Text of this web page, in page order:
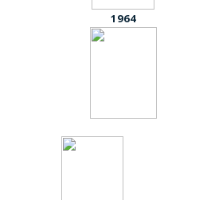
1964